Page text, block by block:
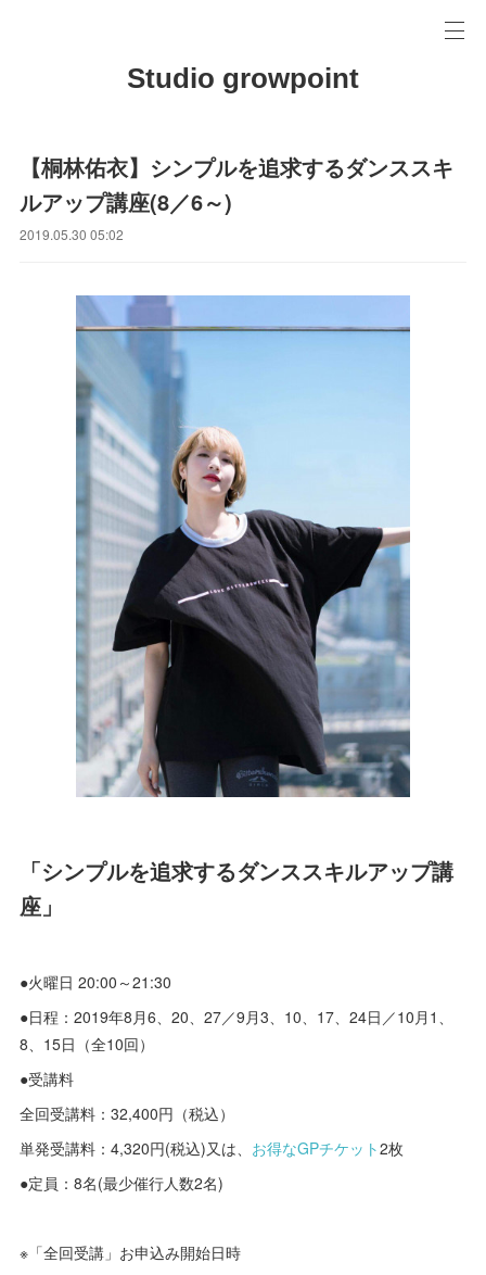
Studio growpoint
【桐林佑衣】シンプルを追求するダンススキ
ルアップ講座(8／6～)
2019.05.30 05:02
「シンプルを追求するダンススキルアップ講
座」
●火曜日 20:00～21:30
●日程：2019年8月6、20、27／9月3、10、17、24日／10月1、
8、15日（全10回）
●受講料
全回受講料：32,400円（税込）
単発受講料：4,320円(税込)又は、 お得なGPチケット2枚
●定員：8名(最少催行人数2名)
※「全回受講」お申込み開始日時